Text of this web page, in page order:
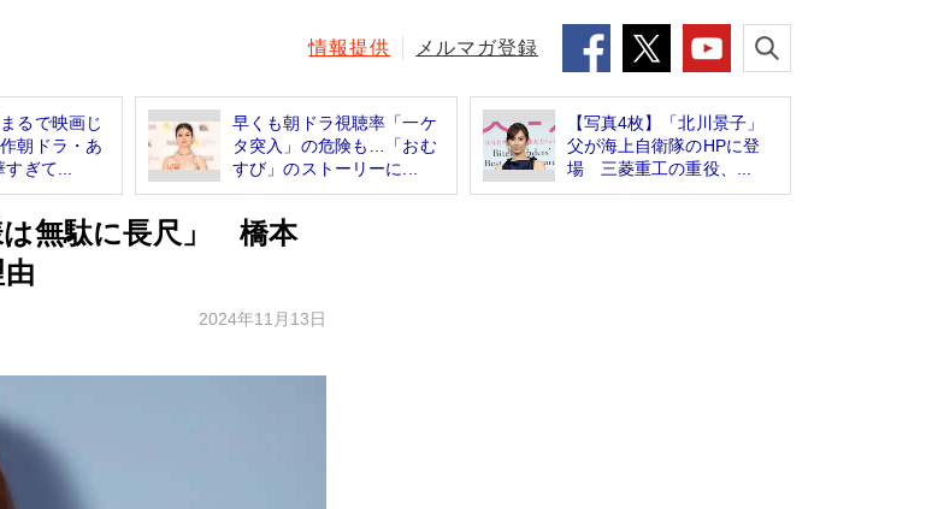
情報提供 メルマガ登録
るで映画じ
朝ドラ・あ
ぎて...
早くも朝ドラ視聴率「一ケ
タ突入」の危険も…「おむ
すび」のストーリーに...
【写真4枚】「北川景子」
父が海上自衛隊のHPに登
場 三菱重工の重役、...
は無駄に長尺」 橋本
2024年11月13日